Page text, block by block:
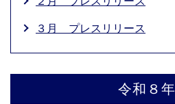
３月 プレスリリース
令和８